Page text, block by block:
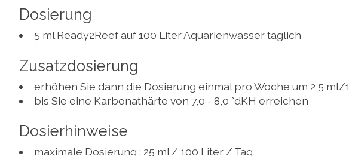
Dosierung
5 ml Ready2Reef auf 100 Liter Aquarienwasser täglich
Zusatzdosierung
erhöhen Sie dann die Dosierung einmal pro Woche um 2,5 ml/
bis Sie eine Karbonathärte von 7,0 - 8,0 °dKH erreichen
Dosierhinweise
maximale Dosierung : 25 ml / 100 Liter / Tag